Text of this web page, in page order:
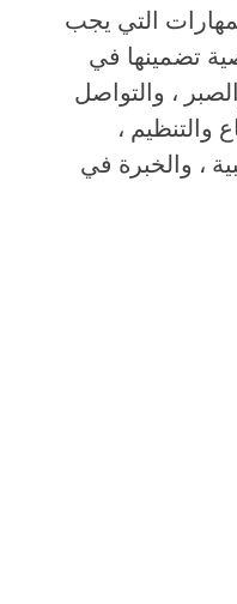
التي يجب
تضمينها في
، والتواصل
والتنظيم ،
، والخبرة في